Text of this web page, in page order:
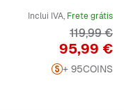
Inclui IVA, Frete grátis
Preço
95,99 €
Preço
119,99 €
+ 95COINS